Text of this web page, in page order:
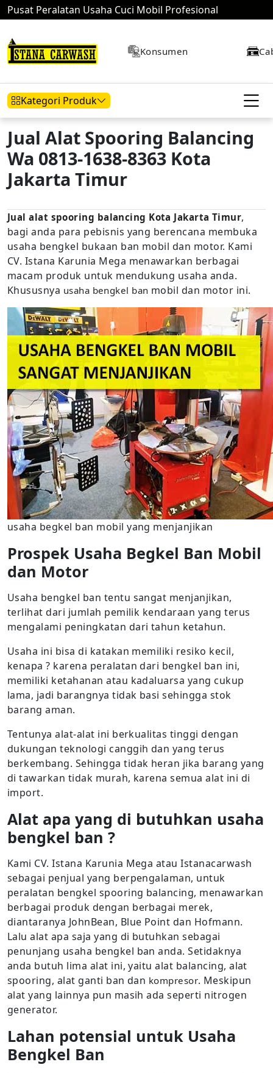
Pusat Peralatan Usaha Cuci Mobil Profesional
Konsumen
Kategori Produk
Hidrolik Mobil Hidrolik Motor Kompresor
Mesin Air
Jual Alat Spooring Balancing
Wa 0813-1638-8363 Kota
Jakarta Timur
Jual alat spooring balancing Kota Jakarta Timur,
bagi anda para pebisnis yang berencana membuka
usaha bengkel bukaan ban mobil dan motor. Kami
CV. Istana Karunia Mega menawarkan berbagai
macam produk untuk mendukung usaha anda.
Khususnya usaha bengkel ban mobil dan motor ini.
usaha begkel ban mobil yang menjanjikan
Prospek Usaha Begkel Ban Mobil
dan Motor
Usaha bengkel ban tentu sangat menjanjikan,
terlihat dari jumlah pemilik kendaraan yang terus
mengalami peningkatan dari tahun ketahun.
Usaha ini bisa di katakan memiliki resiko kecil,
kenapa ? karena peralatan dari bengkel ban ini,
memiliki ketahanan atau kadaluarsa yang cukup
lama, jadi barangnya tidak basi sehingga stok
barang aman.
Tentunya alat-alat ini berkualitas tinggi dengan
dukungan teknologi canggih dan yang terus
berkembang. Sehingga tidak heran jika barang yang
di tawarkan tidak murah, karena semua alat ini di
import.
Alat apa yang di butuhkan usaha
bengkel ban ?
Kami CV. Istana Karunia Mega atau Istanacarwash
sebagai penjual yang berpengalaman, untuk
peralatan bengkel spooring balancing, menawarkan
berbagai produk dengan berbagai merek,
diantaranya JohnBean, Blue Point dan Hofmann.
Lalu alat apa saja yang di butuhkan sebagai
penunjang usaha bengkel ban anda. Setidaknya
anda butuh lima alat ini, yaitu alat balancing, alat
spooring, alat ganti ban dan kompresor. Meskipun
alat yang lainnya pun masih ada seperti nitrogen
generator.
Lahan potensial untuk Usaha
Bengkel Ban